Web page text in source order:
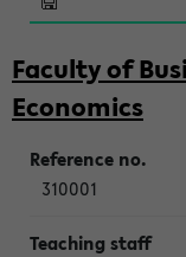
Faculty of
Economics
310001